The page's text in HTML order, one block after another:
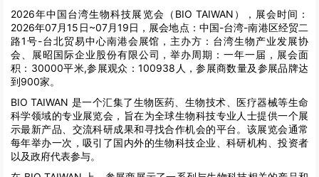
2026年中国台湾生物科技展览会（BIO TAIWAN），展会时间：
2026年07月15日~07月19日，展会地点：中国-台湾-南港区经贸二
路1号-台北贸易中心南港会展馆，主办方：台湾生物产业发展协
会、展昭国际企业股份有限公司，举办周期：一年一届，展会面
积：30000平米,参展观众：100938人，参展商数量及参展品牌达
到900家。
BIO TAIWAN 是一个汇集了生物医药、生物技术、医疗器械等生命
科学领域的专业展览会，旨在为全球生物科技专业人士提供一个展
示最新产品、交流科研成果和寻找合作机会的平台。该展览会通常
每年举办一次，吸引了国内外的生物科技企业、科研机构、投资者
以及政府代表参与。